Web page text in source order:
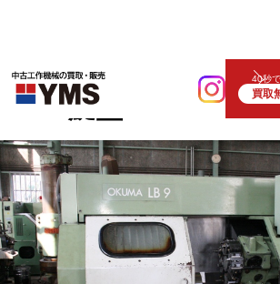
40秒
買取
NC旋盤
6″NC旋盤